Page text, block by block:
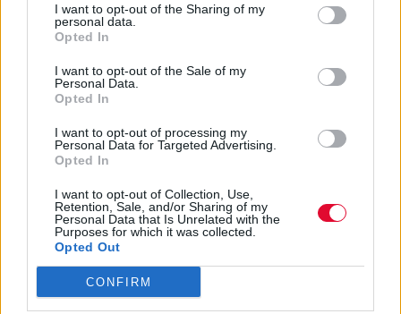
I want to opt-out of the Sharing of my
personal data.
Opted In
I want to opt-out of the Sale of my
Personal Data.
Opted In
I want to opt-out of processing my
Personal Data for Targeted Advertising.
Opted In
I want to opt-out of Collection, Use,
Retention, Sale, and/or Sharing of my
Personal Data that Is Unrelated with the
Purposes for which it was collected.
Opted Out
CONFIRM